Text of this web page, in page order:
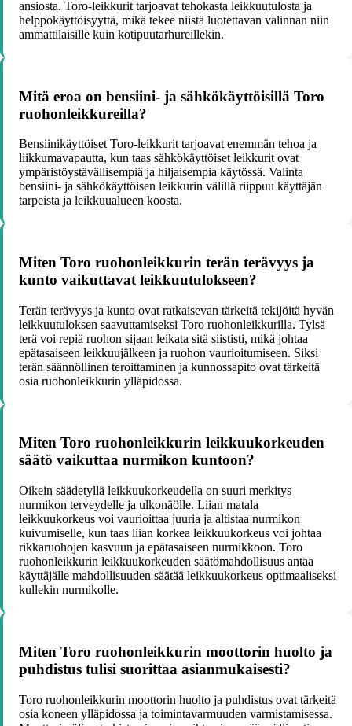
ansiosta. Toro-leikkurit tarjoavat tehokasta leikkuutulosta ja
helppokäyttöisyyttä, mikä tekee niistä luotettavan valinnan niin
ammattilaisille kuin kotipuutarhureillekin.
Mitä eroa on bensiini- ja sähkökäyttöisillä Toro
ruohonleikkureilla?
Bensiinikäyttöiset Toro-leikkurit tarjoavat enemmän tehoa ja
liikkumavapautta, kun taas sähkökäyttöiset leikkurit ovat
ympäristöystävällisempiä ja hiljaisempia käytössä. Valinta
bensiini- ja sähkökäyttöisen leikkurin välillä riippuu käyttäjän
tarpeista ja leikkuualueen koosta.
Miten Toro ruohonleikkurin terän terävyys ja
kunto vaikuttavat leikkuutulokseen?
Terän terävyys ja kunto ovat ratkaisevan tärkeitä tekijöitä hyvän
leikkuutuloksen saavuttamiseksi Toro ruohonleikkurilla. Tylsä
terä voi repiä ruohon sijaan leikata sitä siististi, mikä johtaa
epätasaiseen leikkuujälkeen ja ruohon vaurioitumiseen. Siksi
terän säännöllinen teroittaminen ja kunnossapito ovat tärkeitä
osia ruohonleikkurin ylläpidossa.
Miten Toro ruohonleikkurin leikkuukorkeuden
säätö vaikuttaa nurmikon kuntoon?
Oikein säädetyllä leikkuukorkeudella on suuri merkitys
nurmikon terveydelle ja ulkonäölle. Liian matala
leikkuukorkeus voi vaurioittaa juuria ja altistaa nurmikon
kuivumiselle, kun taas liian korkea leikkuukorkeus voi johtaa
rikkaruohojen kasvuun ja epätasaiseen nurmikkoon. Toro
ruohonleikkurin leikkuukorkeuden säätömahdollisuus antaa
käyttäjälle mahdollisuuden säätää leikkuukorkeus optimaaliseksi
kullekin nurmikolle.
Miten Toro ruohonleikkurin moottorin huolto ja
puhdistus tulisi suorittaa asianmukaisesti?
Toro ruohonleikkurin moottorin huolto ja puhdistus ovat tärkeitä
osia koneen ylläpidossa ja toimintavarmuuden varmistamisessa.